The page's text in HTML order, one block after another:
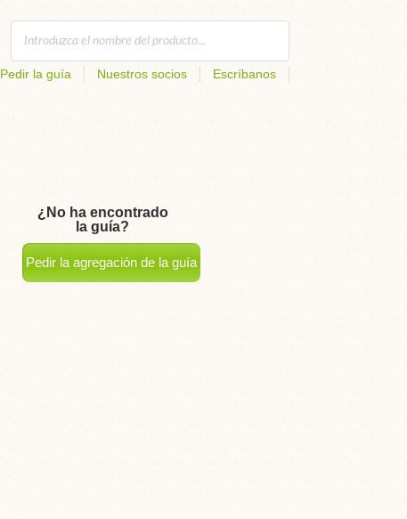
Pedir la guía Nuestros socios Escríbanos
¿No ha encontrado
la guía?
Pedir la agregación de la guía